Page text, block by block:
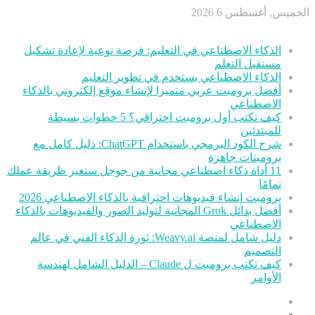
الخميس, أغسطس 6 2026
الذكاء الاصطناعي في التعليم: فرصة نوعية لإعادة تشكيل
مستقبل التعلم
الذكاء الاصطناعي يستخدم في تطوير التعليم
أفضل برومبت عربي متميزا لإنشاء موقع إلكتروني بالذكاء
الاصطناعي
كيف تكتب أول برومبت احترافي؟ 5 خطوات بسيطة
للمبتدئين
شرح الكود البرمجي باستخدام ChatGPT: دليل كامل مع
برومبتات جاهزة
11 أداة ذكاء اصطناعي مجانية من جوجل ستغير طريقة عملك
تمامًا
برومبت إنشاء فيديوهات احترافية بالذكاء الاصطناعي 2026
أفضل بدائل Grok المجانية لتوليد الصور والفيديوهات بالذكاء
الاصطناعي
دليل شامل لمنصة Weavy.ai: ثورة الذكاء الفني في عالم
التصميم
كيف تكتب برومبت ل Claude – الدليل الشامل لهندسة
الأوامر